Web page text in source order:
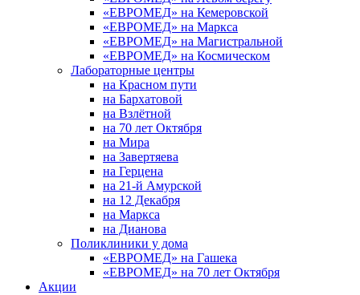
«ЕВРОМЕД» на Кемеровской
«ЕВРОМЕД» на Маркса
«ЕВРОМЕД» на Магистральной
«ЕВРОМЕД» на Космическом
Лабораторные центры
на Красном пути
на Бархатовой
на Взлётной
на 70 лет Октября
на Мира
на Завертяева
на Герцена
на 21-й Амурской
на 12 Декабря
на Маркса
на Дианова
Поликлиники у дома
«ЕВРОМЕД» на Гашека
«ЕВРОМЕД» на 70 лет Октября
Акции